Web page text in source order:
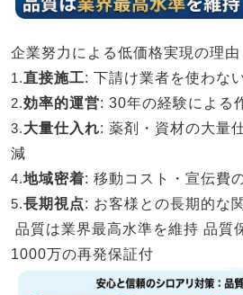
企業努力による低価格実現の理由
1.直接施工: 下請け業者を使わな
2.効率的運営: 30年の経験による
3.大量仕入れ: 薬剤・資材の大量
減
4.地域密着: 移動コスト・宣伝費
5.長期視点: お客様との長期的な
品質は業界最高水準を維持 品質
1000万の再発保証付